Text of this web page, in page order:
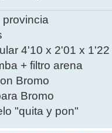
provincia
4'10 x 2'01 x
+ filtro arena
Bromo
Bromo
"quita y pon"